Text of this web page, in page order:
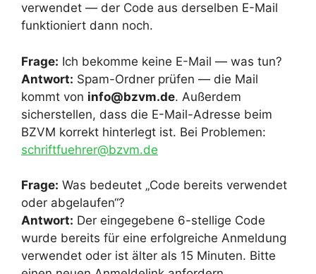
verwendet — der Code aus derselben E-Mail
funktioniert dann noch.
Frage: Ich bekomme keine E-Mail — was tun?
Antwort: Spam-Ordner prüfen — die Mail
kommt von info@bzvm.de. Außerdem
sicherstellen, dass die E-Mail-Adresse beim
BZVM korrekt hinterlegt ist. Bei Problemen:
schriftfuehrer@bzvm.de
Frage: Was bedeutet „Code bereits verwendet
oder abgelaufen“?
Antwort: Der eingegebene 6-stellige Code
wurde bereits für eine erfolgreiche Anmeldung
verwendet oder ist älter als 15 Minuten. Bitte